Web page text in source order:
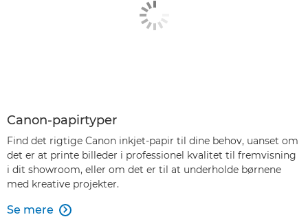
Canon-papirtyper
Find det rigtige Canon inkjet-papir til dine behov, uanset om
det er at printe billeder i professionel kvalitet til fremvisning
i dit showroom, eller om det er til at underholde børnene
med kreative projekter.
Se mere 